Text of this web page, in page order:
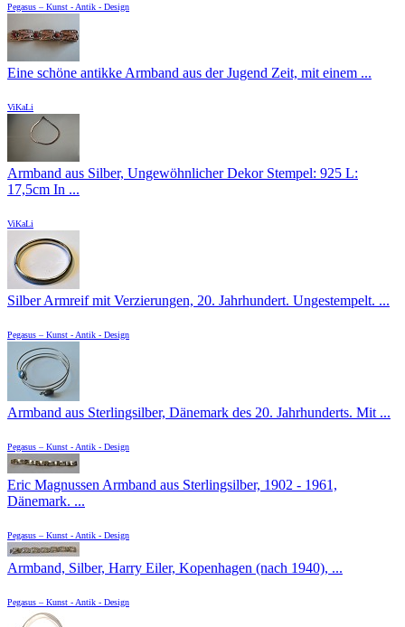
Pegasus – Kunst - Antik - Design
Eine schöne antikke Armband aus der Jugend Zeit, mit einem ...
ViKaLi
Armband aus Silber, Ungewöhnlicher Dekor Stempel: 925 L:
17,5cm In ...
ViKaLi
Silber Armreif mit Verzierungen, 20. Jahrhundert. Ungestempelt. ...
Pegasus – Kunst - Antik - Design
Armband aus Sterlingsilber, Dänemark des 20. Jahrhunderts. Mit ...
Pegasus – Kunst - Antik - Design
Eric Magnussen Armband aus Sterlingsilber, 1902 - 1961,
Dänemark. ...
Pegasus – Kunst - Antik - Design
Armband, Silber, Harry Eiler, Kopenhagen (nach 1940), ...
Pegasus – Kunst - Antik - Design